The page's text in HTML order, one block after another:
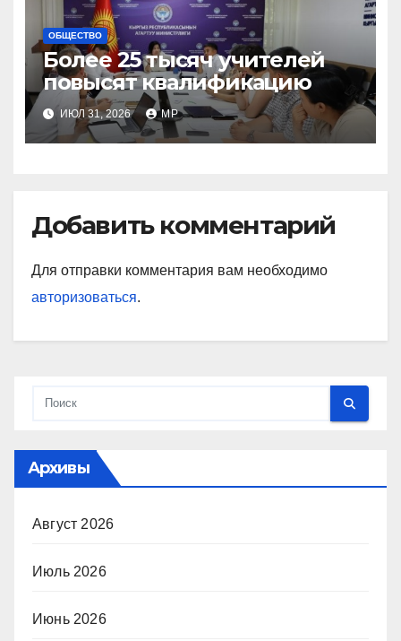
ОБЩЕСТВО
Более 25 тысяч учителей
повысят квалификацию
ИЮЛ 31, 2026 MP
Добавить комментарий
Для отправки комментария вам необходимо
авторизоваться.
Архивы
Август 2026
Июль 2026
Июнь 2026